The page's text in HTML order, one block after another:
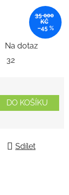
Na dotaz
32
DO KOŠÍKU
Sdílet
35 000
KČ
–45 %